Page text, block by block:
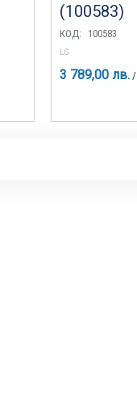
(100583)
КОД: 100583
LG
3 789,00 лв./